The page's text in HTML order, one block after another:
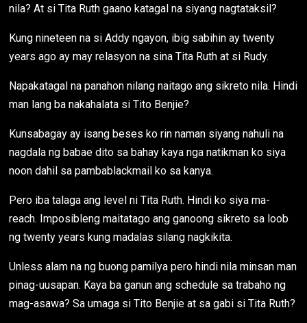
nila? At si Tita Ruth gaano katagal na siyang nagtataksil?
Kung nineteen na si Addy ngayon, ibig sabihin ay twenty
years ago ay may relasyon na sina Tita Ruth at si Rudy.
Napakatagal na panahon nilang naitago ang sikreto nila. Hindi
man lang ba nakahalata si Tito Benjie?
Kunsabagay ay isang beses ko rin naman siyang nahuli na
nagdala ng babae dito sa bahay kaya nga natikman ko siya
noon dahil sa pambablackmail ko sa kanya.
Pero iba talaga ang level ni Tita Ruth. Hindi ko siya ma-
reach. Imposibleng maitatago ang ganoong sikreto sa loob
ng twenty years kung madalas silang nagkikita.
Unless alam na ng buong pamilya pero hindi nila minsan man
pinag-uusapan. Kaya ba ganun ang schedule sa trabaho ng
mag-asawa? Sa umaga si Tito Benjie at sa gabi si Tita Ruth?